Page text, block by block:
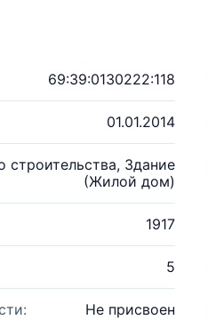
69:39:0130222:118
01.01.2014
строительства, Здание
(Жилой дом)
1917
5
Не присвоен